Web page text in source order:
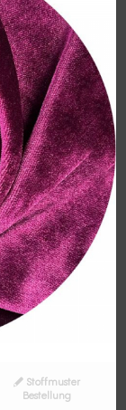
Stoffmuster
Bestellung